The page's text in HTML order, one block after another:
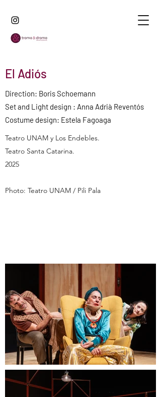
El Adiós
Direction: Boris Schoemann
Set and Light design : Anna Adrià Reventós
Costume design: Estela Fagoaga
Teatro UNAM y Los Endebles.
Teatro Santa Catarina.
2025
Photo: Teatro UNAM / Pili Pala